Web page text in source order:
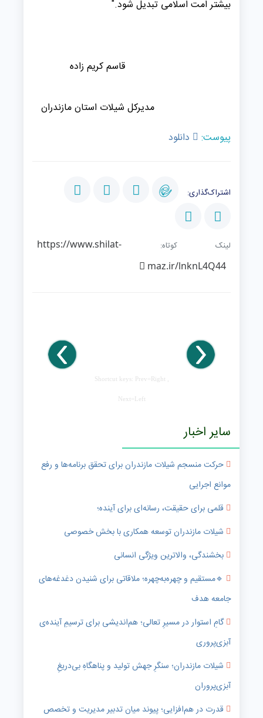
بیشتر امت اسلامی تبدیل شود."
قاسم کریم زاده
مدیرکل شیلات استان مازندران
پیوست:
دانلود
اشتراک‌گذاری:
لینک کوتاه:https://www.shilat-
maz.ir/lnknL4Q44
Shortcut keys: Prev=Right ,
Next=Left
سایر اخبار
حرکت منسجم شیلات مازندران برای تحقق برنامه‌ها و رفع
موانع اجرایی
قلمی برای حقیقت، رسانه‌ای برای آینده؛
شیلات مازندران توسعه همکاری با بخش خصوصی
بخشندگی، والاترین ویژگی انسانی
🔹️مستقیم و چهره‌به‌چهره؛ ملاقاتی برای شنیدن دغدغه‌های
جامعه هدف
گامِ استوار در مسیرِ تعالی؛ هم‌اندیشی برای ترسیمِ آینده‌ی
آبزی‌پروری
شیلات مازندران؛ سنگرِ جهش تولید و پناهگاهِ بی‌دریغِ
آبزی‌پروران
قدرت در هم‌افزایی؛ پیوند میان تدبیر مدیریت و تخصص